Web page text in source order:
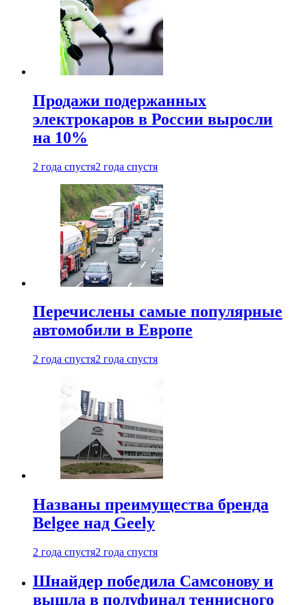
Продажи подержанных
электрокаров в России выросли
на 10%
2 года спустя2 года спустя
Перечислены самые популярные
автомобили в Европе
2 года спустя2 года спустя
Названы преимущества бренда
Belgee над Geely
2 года спустя2 года спустя
Шнайдер победила Самсонову и
вышла в полуфинал теннисного